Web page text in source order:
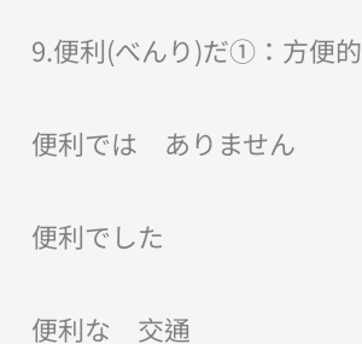
9.便利(べんり)だ①：方便的
便利では ありません
便利でした
便利な 交通